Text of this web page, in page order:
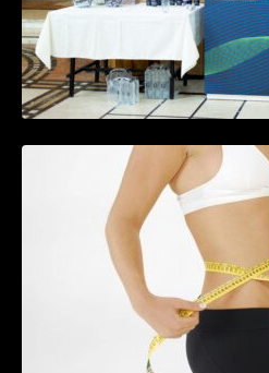
Tratamentul
în greutate de
perioada
riscul de migrene